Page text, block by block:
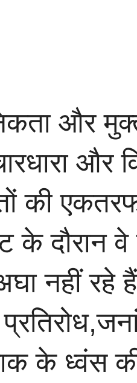
और
और
की
दौरान वे
नहीं रहे
के ध्वंस